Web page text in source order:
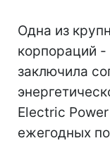
Одна из
корпораций
заключила
Electriс
ежегодных